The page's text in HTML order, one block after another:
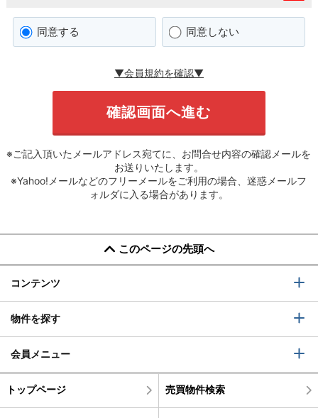
同意する 同意しない
▼会員規約を確認▼
※ご記入頂いたメールアドレス宛てに、お問合せ内容の確認メールを
お送りいたします。
※Yahoo!メールなどのフリーメールをご利用の場合、迷惑メールフ
ォルダに入る場合があります。
このページの先頭へ
コンテンツ
物件を探す
会員メニュー
トップページ 売買物件検索